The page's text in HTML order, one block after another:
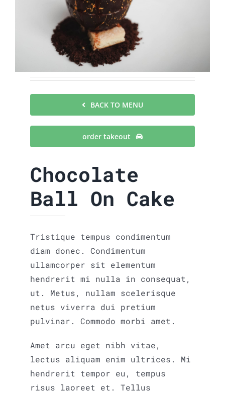
BACK TO MENU
order takeout
Chocolate
Ball On Cake
Tristique tempus condimentum
diam donec. Condimentum
ullamcorper sit elementum
hendrerit mi nulla in consequat,
ut. Metus, nullam scelerisque
netus viverra dui pretium
pulvinar. Commodo morbi amet.
Amet arcu eget nibh vitae,
lectus aliquam enim ultrices. Mi
hendrerit tempor eu, tempus
risus laoreet et. Tellus